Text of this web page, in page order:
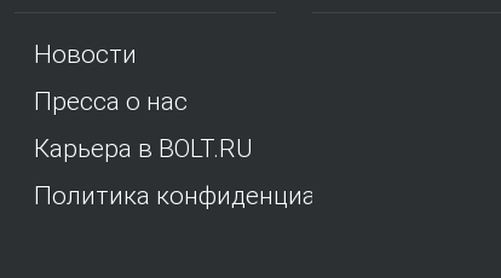
Новости
Пресса о нас
Карьера в BOLT.RU
Политика конфиденциальности